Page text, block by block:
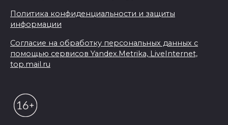
Политика конфиденциальности и защиты
информации
Согласие на обработку персональных данных с
помощью сервисов Yandex.Metrika, LiveInternet,
top.mail.ru